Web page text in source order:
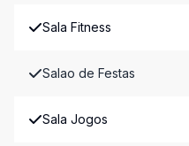
Sala Fitness
Salao de Festas
Sala Jogos